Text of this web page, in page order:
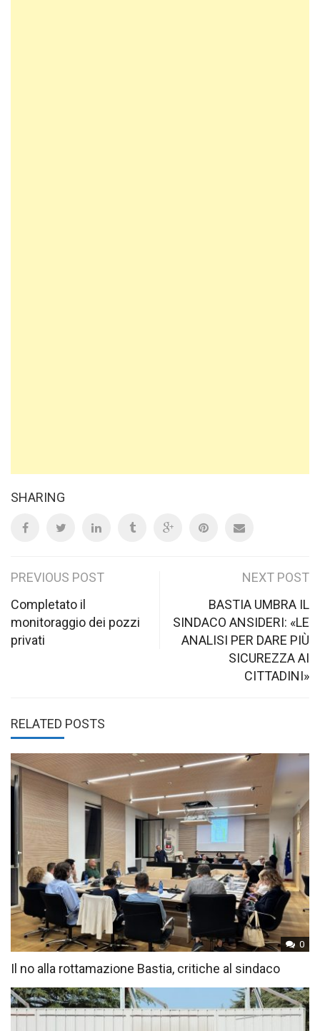
SHARING
Post
navigation
PREVIOUS POST
Completato il
monitoraggio dei pozzi
privati
NEXT POST
BASTIA UMBRA IL
SINDACO ANSIDERI: «LE
ANALISI PER DARE PIÙ
SICUREZZA AI
CITTADINI»
RELATED POSTS
0
Il no alla rottamazione Bastia, critiche al sindaco